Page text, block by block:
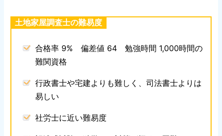
土地家屋調査士の難易度
合格率 9% 偏差値 64 勉強時間 1,000時間の
難関資格
行政書士や宅建よりも難しく、司法書士よりは
易しい
社労士に近い難易度